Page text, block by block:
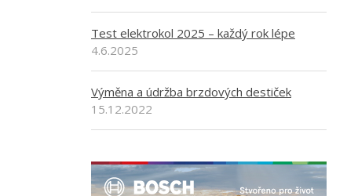
Test elektrokol 2025 – každý rok lépe
4.6.2025
Výměna a údržba brzdových destiček
15.12.2022